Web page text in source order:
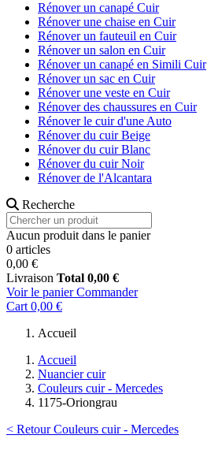
Rénover un canapé Cuir
Rénover une chaise en Cuir
Rénover un fauteuil en Cuir
Rénover un salon en Cuir
Rénover un canapé en Simili Cuir
Rénover un sac en Cuir
Rénover une veste en Cuir
Rénover des chaussures en Cuir
Rénover le cuir d'une Auto
Rénover du cuir Beige
Rénover du cuir Blanc
Rénover du cuir Noir
Rénover de l'Alcantara
Recherche
Aucun produit dans le panier
0 articles
0,00 €
Livraison Total 0,00 €
Voir le panier Commander
Cart 0,00 €
Accueil
Accueil
Nuancier cuir
Couleurs cuir - Mercedes
1175-Oriongrau
< Retour Couleurs cuir - Mercedes